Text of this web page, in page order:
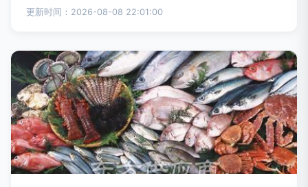
更新时间：2026-08-08 22:01:00